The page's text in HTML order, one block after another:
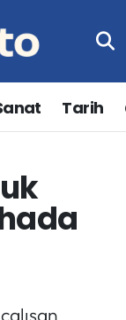
Tarih